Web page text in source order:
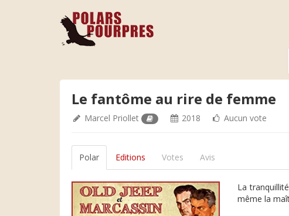
Le fantôme au rire de femme
Marcel Priollet 2018 Aucun vote
Polar Editions Votes Avis
La
même la